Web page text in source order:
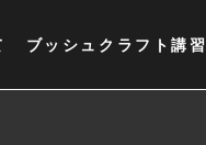
ブッシュクラフト講習